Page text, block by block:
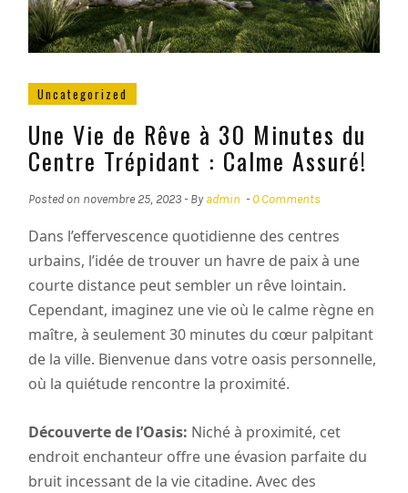
Uncategorized
Une Vie de Rêve à 30 Minutes du
Centre Trépidant : Calme Assuré!
Posted on novembre 25, 2023 - Byadmin -0 Comments
Dans l’effervescence quotidienne des centres
urbains, l’idée de trouver un havre de paix à une
courte distance peut sembler un rêve lointain.
Cependant, imaginez une vie où le calme règne en
maître, à seulement 30 minutes du cœur palpitant
de la ville. Bienvenue dans votre oasis personnelle,
où la quiétude rencontre la proximité.
Découverte de l’Oasis: Niché à proximité, cet
endroit enchanteur offre une évasion parfaite du
bruit incessant de la vie citadine. Avec des